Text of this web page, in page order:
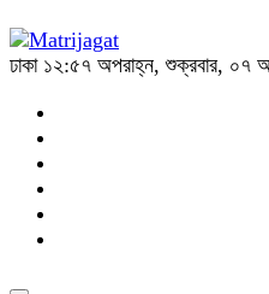
ঢাকা ১২:৫৭ অপরাহ্ন, শুক্রবার, ০৭